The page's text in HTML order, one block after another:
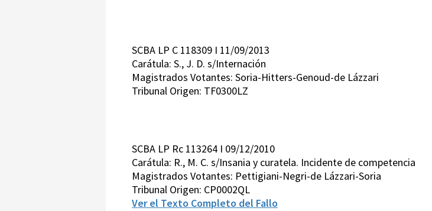
SCBA LP C 118309 I 11/09/2013
Carátula: S., J. D. s/Internación
Magistrados Votantes: Soria-Hitters-Genoud-de Lázzari
Tribunal Origen: TF0300LZ
SCBA LP Rc 113264 I 09/12/2010
Carátula: R., M. C. s/Insania y curatela. Incidente de competencia
Magistrados Votantes: Pettigiani-Negri-de Lázzari-Soria
Tribunal Origen: CP0002QL
Ver el Texto Completo del Fallo